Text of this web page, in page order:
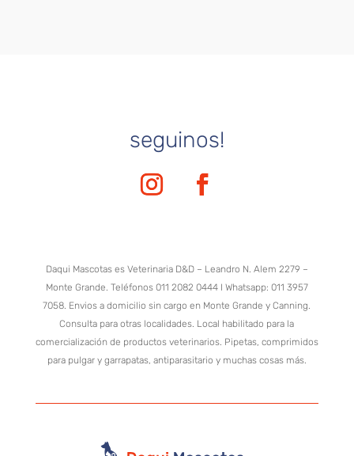
seguinos!
Daqui Mascotas es Veterinaria D&D – Leandro N. Alem 2279 –
Monte Grande. Teléfonos 011 2082 0444 I Whatsapp: 011 3957
7058. Envios a domicilio sin cargo en Monte Grande y Canning.
Consulta para otras localidades. Local habilitado para la
comercialización de productos veterinarios. Pipetas, comprimidos
para pulgar y garrapatas, antiparasitario y muchas cosas más.